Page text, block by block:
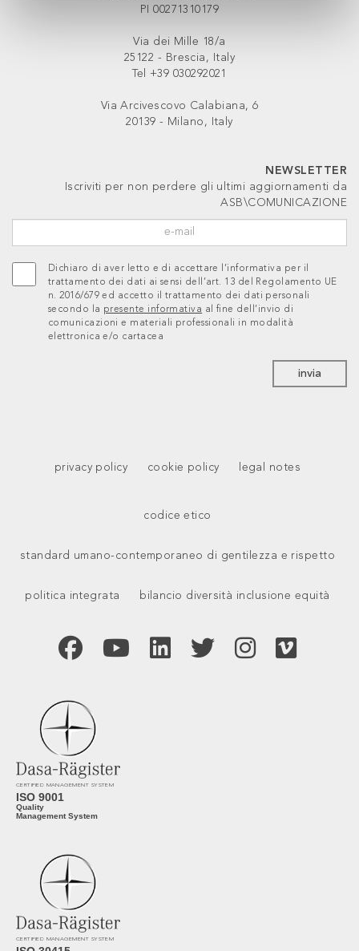
PI 00271310179
Via dei Mille 18/a
25122 - Brescia, Italy
Tel +39 030292021
Via Arcivescovo Calabiana, 6
20139 - Milano, Italy
NEWSLETTER
Iscriviti per non perdere gli ultimi aggiornamenti da
ASB\COMUNICAZIONE
Dichiaro di aver letto e di accettare l’informativa per il
trattamento dei dati ai sensi dell’art. 13 del Regolamento UE
n. 2016/679 ed accetto il trattamento dei dati personali
secondo la presente informativa al fine dell’invio di
comunicazioni e materiali professionali in modalità
elettronica e/o cartacea
invia
privacy policy cookie policy legal notes
codice etico
standard umano-contemporaneo di gentilezza e rispetto
politica integrata bilancio diversità inclusione equità
CERTIFIED MANAGEMENT SYSTEM
ISO 9001
Quality
Management System
CERTIFIED MANAGEMENT SYSTEM